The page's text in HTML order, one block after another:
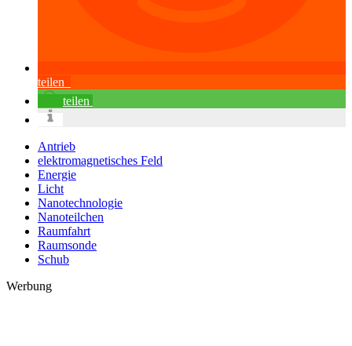
teilen
teilen
Antrieb
elektromagnetisches Feld
Energie
Licht
Nanotechnologie
Nanoteilchen
Raumfahrt
Raumsonde
Schub
Werbung